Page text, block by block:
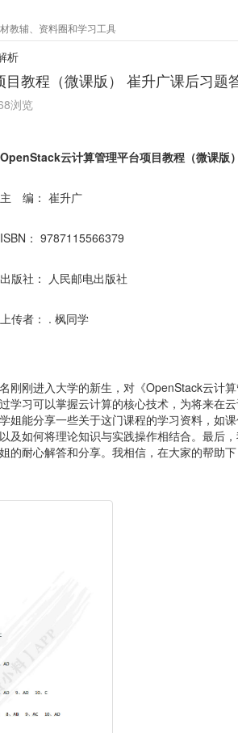
教辅、资料圈和学习工具
析
教程（微课版） 崔升广课后习题
浏览
OpenStack云计算管理平台项目教程（微课版）
主 编： 崔升广
ISBN： 9787115566379
出版社： 人民邮电出版社
上传者： . 枫同学
刚刚进入大学的新生，对《OpenStack云计
学习可以掌握云计算的核心技术，为将来在
姐能分享一些关于这门课程的学习资料，如
及如何将理论知识与实践操作相结合。最后
的耐心解答和分享。我相信，在大家的帮助